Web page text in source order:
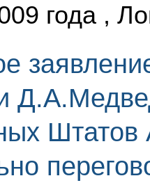
года ,